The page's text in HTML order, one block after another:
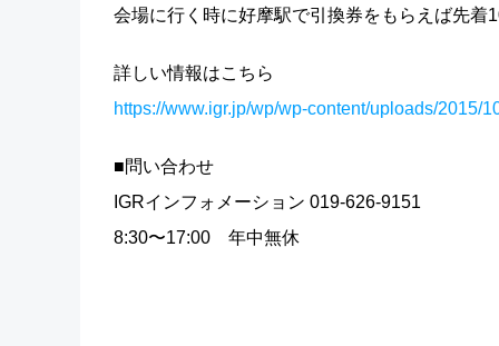
会場に行く時に好摩駅で引換券をもらえば先
詳しい情報はこちら
https://www.igr.jp/wp/wp-content/uploads/2015/
■問い合わせ
IGRインフォメーション 019-626-9151
8:30〜17:00 年中無休